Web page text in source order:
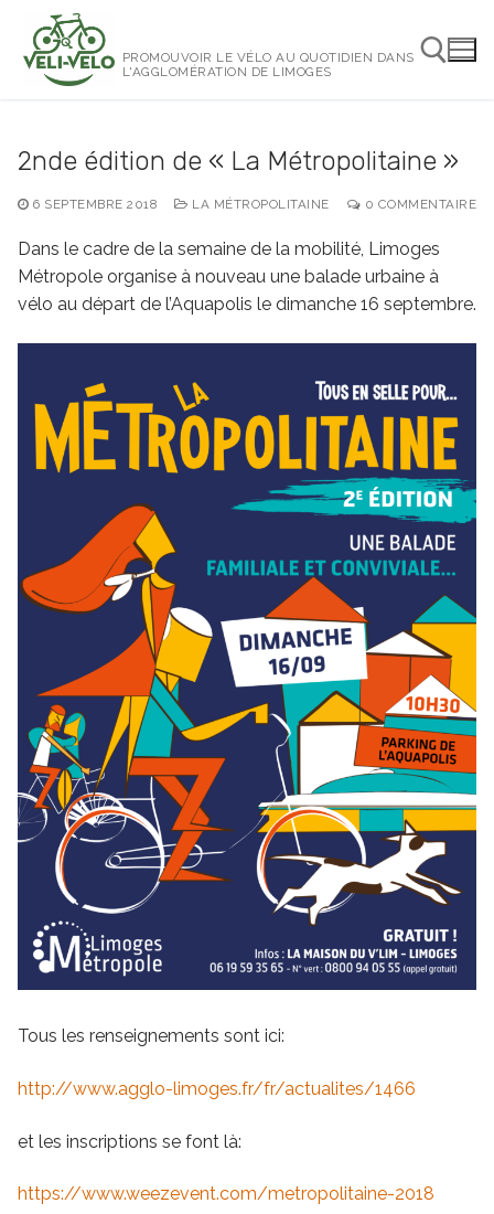
contenu
PROMOUVOIR LE VÉLO AU QUOTIDIEN DANS
L'AGGLOMÉRATION DE LIMOGES
2nde édition de « La Métropolitaine »
6 SEPTEMBRE 2018 LA MÉTROPOLITAINE 0 COMMENTAIRE
Dans le cadre de la semaine de la mobilité, Limoges
Métropole organise à nouveau une balade urbaine à
vélo au départ de l’Aquapolis le dimanche 16 septembre.
Tous les renseignements sont ici:
http://www.agglo-limoges.fr/fr/actualites/1466
et les inscriptions se font là:
https://www.weezevent.com/metropolitaine-2018